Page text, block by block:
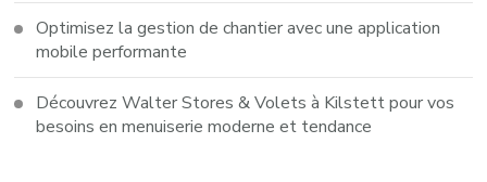
Optimisez la gestion de chantier avec une application
mobile performante
Découvrez Walter Stores & Volets à Kilstett pour vos
besoins en menuiserie moderne et tendance